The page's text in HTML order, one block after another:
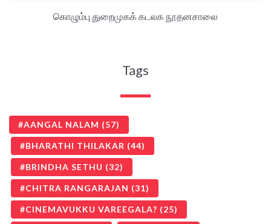
கொழும்பு துறைமுகக் கடலக நூதனசாலை
Tags
AANGAL NALAM (57)
BHARATHI THILAKAR (44)
BRINDHA SETHU (32)
CHITRA RANGARAJAN (31)
CINEMAVUKKU VAREEGALA? (25)